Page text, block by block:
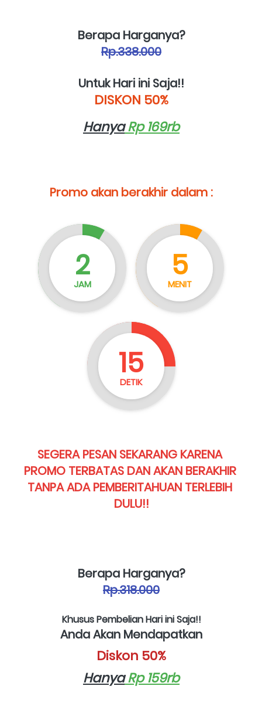
Berapa Harganya?
Rp.338.000
Untuk Hari ini Saja!!
DISKON 50%
Hanya Rp 169rb
Promo akan berakhir dalam :
2
JAM
5
MENIT
15
DETIK
SEGERA PESAN SEKARANG KARENA
PROMO TERBATAS DAN AKAN BERAKHIR
TANPA ADA PEMBERITAHUAN TERLEBIH
DULU!!
Berapa Harganya?
Rp.318.000
Khusus Pembelian Hari ini Saja!!
Anda Akan Mendapatkan
Diskon 50%
Hanya Rp 159rb